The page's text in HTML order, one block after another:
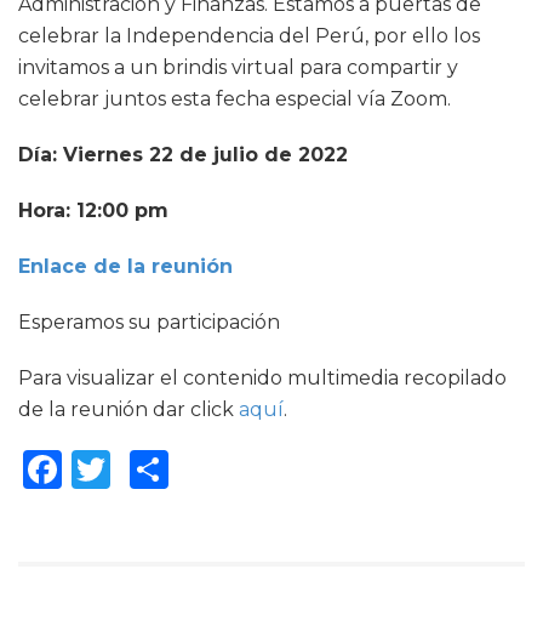
Administración y Finanzas. Estamos a puertas de
celebrar la Independencia del Perú, por ello los
invitamos a un brindis virtual para compartir y
celebrar juntos esta fecha especial vía Zoom.
Día: Viernes 22 de julio de 2022
Hora: 12:00 pm
Enlace de la reunión
Esperamos su participación
Para visualizar el contenido multimedia recopilado
de la reunión dar click aquí.
Facebook
Twitter